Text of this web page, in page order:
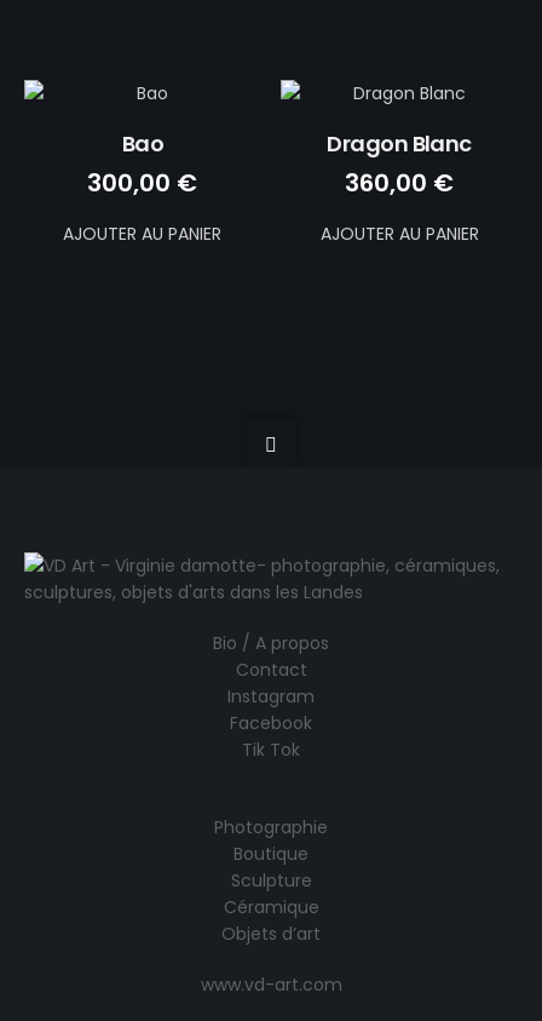
Bao
300,00 €
AJOUTER AU PANIER
Dragon Blanc
360,00 €
AJOUTER AU PANIER
Bio / A propos
Contact
Instagram
Facebook
Tik Tok
Photographie
Boutique
Sculpture
Céramique
Objets d’art
www.vd-art.com